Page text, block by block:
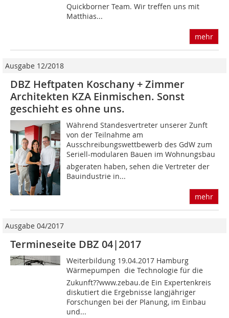
Quickborner Team. Wir treffen uns mit
Matthias...
mehr
Ausgabe 12/2018
DBZ Heftpaten Koschany + Zimmer
Architekten KZA Einmischen. Sonst
geschieht es ohne uns.
Während Standesvertreter unserer Zunft
von der Teilnahme am
Ausschreibungswettbewerb des GdW zum
Seriell-modularen Bauen im Wohnungsbau
abgeraten haben, sehen die Vertreter der
Bauindus­trie in...
mehr
Ausgabe 04/2017
Termineseite DBZ 04|2017
Weiterbildung 19.04.2017 Hamburg
Wärmepumpen  die Technologie für die
Zukunft??www.zebau.de Ein Expertenkreis
diskutiert die Ergebnisse langjähriger
Forschungen bei der Planung, im Einbau
und...